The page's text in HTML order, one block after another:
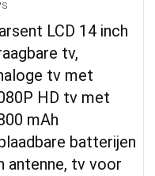
LCD 14 inch
tv,
tv met
HD tv met
mAh
batterijen
antenne, tv voor